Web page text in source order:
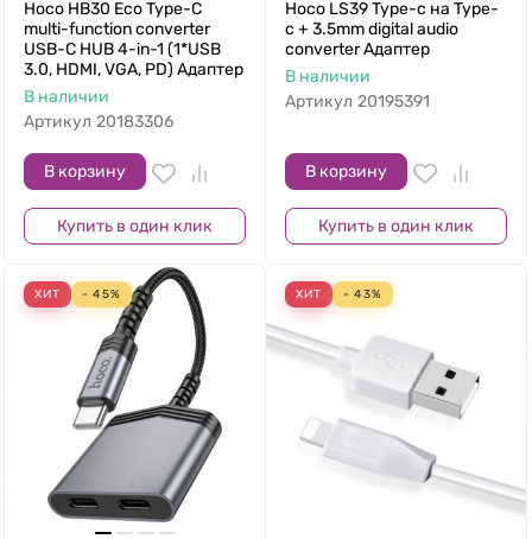
Hoco HB30 Eco Type-C
multi-function converter
USB-C HUB 4-in-1 (1*USB
3.0, HDMI, VGA, PD) Адаптер
В наличии
Артикул 20183306
В корзину
Купить в один клик
Hoco LS39 Type-c на Type-
c + 3.5mm digital audio
converter Адаптер
В наличии
Артикул 20195391
В корзину
Купить в один клик
ХИТ - 45% ХИТ - 43%